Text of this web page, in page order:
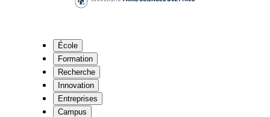
École
Formation
Recherche
Innovation
Entreprises
Campus